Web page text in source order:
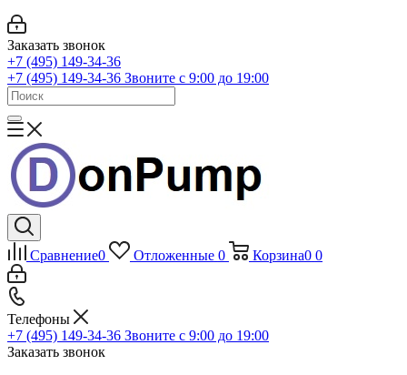
Заказать звонок
+7 (495) 149-34-36
+7 (495) 149-34-36 Звоните с 9:00 до 19:00
Сравнение0 Отложенные 0 Корзина0 0
Телефоны
+7 (495) 149-34-36 Звоните с 9:00 до 19:00
Заказать звонок